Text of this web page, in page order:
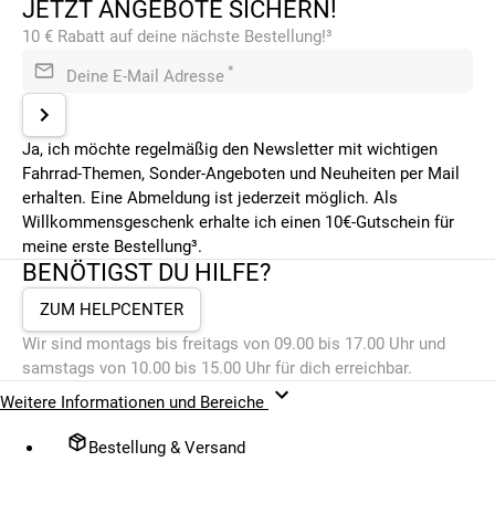
JETZT ANGEBOTE SICHERN!
10 € Rabatt auf deine nächste Bestellung!³
Deine E-Mail Adresse *
Ja, ich möchte regelmäßig den Newsletter mit wichtigen
Fahrrad-Themen, Sonder-Angeboten und Neuheiten per Mail
erhalten. Eine Abmeldung ist jederzeit möglich. Als
Willkommensgeschenk erhalte ich einen 10€-Gutschein für
meine erste Bestellung³.
BENÖTIGST DU HILFE?
ZUM HELPCENTER
Wir sind montags bis freitags von 09.00 bis 17.00 Uhr und
samstags von 10.00 bis 15.00 Uhr für dich erreichbar.
Weitere Informationen und Bereiche
Bestellung & Versand